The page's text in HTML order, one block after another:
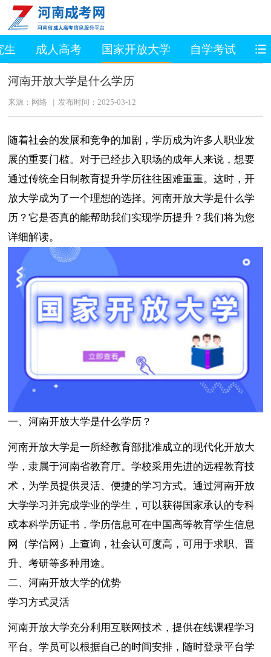
生 成人高考 国家开放大学 自学考试 职
河南开放大学是什么学历
来源：网络 | 发布时间：2025-03-12
随着社会的发展和竞争的加剧，学历成为许多人职业发
展的重要门槛。对于已经步入职场的成年人来说，想要
通过传统全日制教育提升学历往往困难重重。这时，开
放大学成为了一个理想的选择。河南开放大学是什么学
历？它是否真的能帮助我们实现学历提升？我们将为您
详细解读。
一、河南开放大学是什么学历？
河南开放大学是一所经教育部批准成立的现代化开放大
学，隶属于河南省教育厅。学校采用先进的远程教育技
术，为学员提供灵活、便捷的学习方式。通过河南开放
大学学习并完成学业的学生，可以获得国家承认的专科
或本科学历证书，学历信息可在中国高等教育学生信息
网（学信网）上查询，社会认可度高，可用于求职、晋
升、考研等多种用途。
二、河南开放大学的优势
学习方式灵活
河南开放大学充分利用互联网技术，提供在线课程学习
平台。学员可以根据自己的时间安排，随时登录平台学